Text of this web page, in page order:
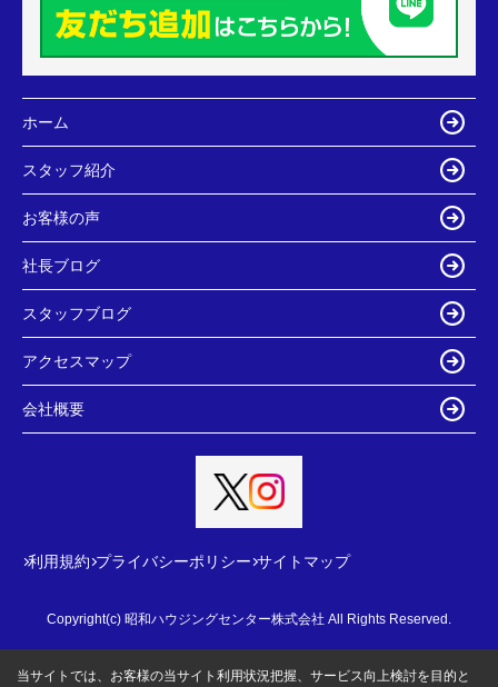
ホーム
スタッフ紹介
お客様の声
社長ブログ
スタッフブログ
アクセスマップ
会社概要
利用規約 プライバシーポリシー サイトマップ
Copyright(c) 昭和ハウジングセンター株式会社 All Rights Reserved.
当サイトでは、お客様の当サイト利用状況把握、サービス向上検討を目的と